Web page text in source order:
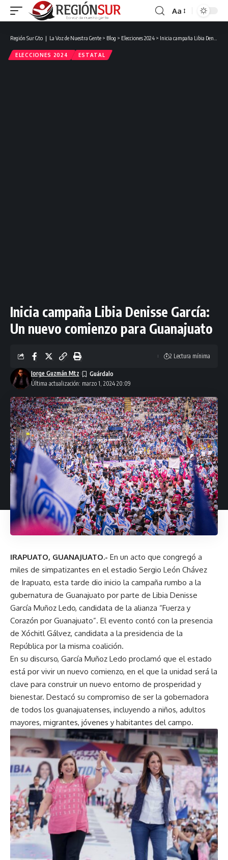
Aa
Región Sur Gto ❘ La Voz de Nuestra Gente > Blog > Elecciones 2024 > Inicia campaña Libia Denisse García: Un nuevo comienzo para Guanajuato
ELECCIONES 2024 ESTATAL
Inicia campaña Libia Denisse García:
Un nuevo comienzo para Guanajuato
Última actualización: marzo 1, 2024 20:09
Jorge Guzmán Mtz
2 Lectura mínima
IRAPUATO, GUANAJUATO.- En un acto que congregó a
miles de simpatizantes en el estadio Sergio León Chávez
de Irapuato, esta tarde dio inicio la campaña rumbo a la
gubernatura de Guanajuato por parte de Libia Denisse
García Muñoz Ledo, candidata de la alianza “Fuerza y
Corazón por Guanajuato”. El evento contó con la presencia
de Xóchitl Gálvez, candidata a la presidencia de la
República por la misma coalición.
En su discurso, García Muñoz Ledo proclamó que el estado
está por vivir un nuevo comienzo, en el que la unidad será la
clave para construir un nuevo entorno de prosperidad y
bienestar. Destacó su compromiso de ser la gobernadora
de todos los guanajuatenses, incluyendo a niños, adultos
mayores, migrantes, jóvenes y habitantes del campo.